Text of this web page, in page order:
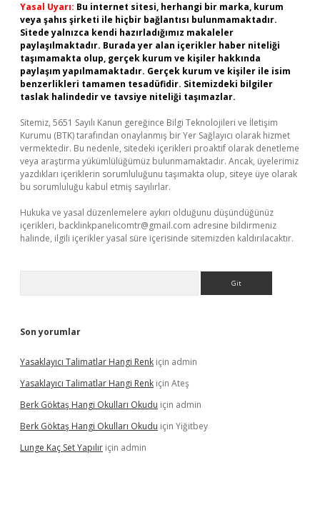
Yasal Uyarı: Bu internet sitesi, herhangi bir marka, kurum
veya şahıs şirketi ile hiçbir bağlantısı bulunmamaktadır.
Sitede yalnızca kendi hazırladığımız makaleler
paylaşılmaktadır. Burada yer alan içerikler haber niteliği
taşımamakta olup, gerçek kurum ve kişiler hakkında
paylaşım yapılmamaktadır. Gerçek kurum ve kişiler ile isim
benzerlikleri tamamen tesadüfidir. Sitemizdeki bilgiler
taslak halindedir ve tavsiye niteliği taşımazlar.
Sitemiz, 5651 Sayılı Kanun gereğince Bilgi Teknolojileri ve İletişim
Kurumu (BTK) tarafından onaylanmış bir Yer Sağlayıcı olarak hizmet
vermektedir. Bu nedenle, sitedeki içerikleri proaktif olarak denetleme
veya araştırma yükümlülüğümüz bulunmamaktadır. Ancak, üyelerimiz
yazdıkları içeriklerin sorumluluğunu taşımakta olup, siteye üye olarak
bu sorumluluğu kabul etmiş sayılırlar.
Hukuka ve yasal düzenlemelere aykırı olduğunu düşündüğünüz
içerikleri, backlinkpanelicomtr@gmail.com adresine bildirmeniz
halinde, ilgili içerikler yasal süre içerisinde sitemizden kaldırılacaktır.
Son yorumlar
Yasaklayıcı Talimatlar Hangi Renk için admin
Yasaklayıcı Talimatlar Hangi Renk için Ateş
Berk Göktaş Hangi Okulları Okudu için admin
Berk Göktaş Hangi Okulları Okudu için Yiğitbey
Lunge Kaç Set Yapılır için admin